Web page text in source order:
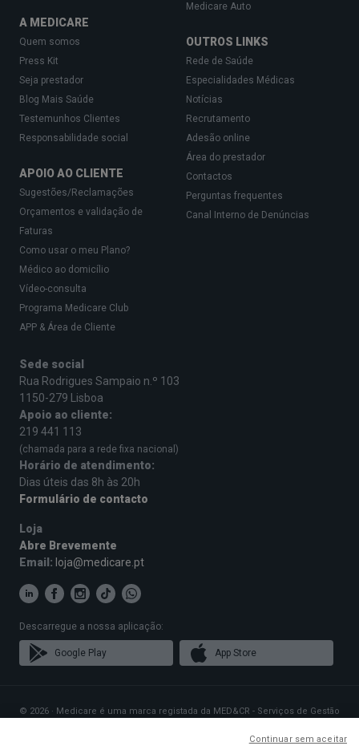
A MEDICARE
Quem somos
Press Kit
Seja prestador
Blog Mais Saúde
Testemunhos Clientes
Responsabilidade social
APOIO AO CLIENTE
Sugestões/Reclamações
Orçamentos e validação de
Faturas
Como usar o meu Plano?
Médico ao domicílio
Vídeo-consulta
Programa Medicare Club
APP & Área de Cliente
Medicare Auto
OUTROS LINKS
Rede de Saúde
Especialidades Médicas
Notícias
Recrutamento
Adesão online
Área do prestador
Contactos
Perguntas frequentes
Canal Interno de Denúncias
Sede social
Rua Rodrigues Sampaio n.º 103
1150-279 Lisboa
Apoio ao cliente:
219 441 113
(chamada para a rede fixa nacional)
Horário de atendimento:
Dias úteis das 8h às 20h
Formulário de contacto
Loja
Abre Brevemente
Email: loja@medicare.pt
Descarregue a nossa aplicação:
Google Play App Store
© 2026 · Medicare é uma marca registada da MED&CR - Serviços de Gestão
sede social em Rua Rodrigues Sampaio n.º 103, 1150-279 Lisboa, que gere
Continuar sem aceitar